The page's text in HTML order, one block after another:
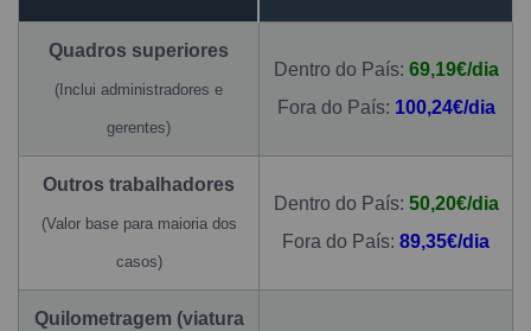
Quadros superiores
(Inclui administradores e
gerentes)
Dentro do País: 69,19€/dia
Fora do País: 100,24€/dia
Outros trabalhadores
(Valor base para maioria dos
casos)
Dentro do País: 50,20€/dia
Fora do País: 89,35€/dia
Quilometragem (viatura